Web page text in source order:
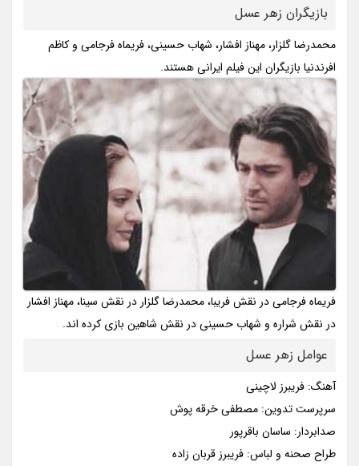
بازیگران زهر عسل
محمدرضا گلزار، مهناز افشار، شهاب حسینی، فریماه فرجامی و کاظم
افرندنیا بازیگران این فیلم ایرانی هستند.
فریماه فرجامی در نقش فریبا، محمدرضا گلزار در نقش سینا، مهناز افشار
در نقش شراره و شهاب حسینی در نقش شاهین بازی کرده اند.
عوامل زهر عسل
آهنگ: فریبرز لاچینی
سرپرست تدوین: مصطفی خرقه پوش
صدابردار: ساسان باقرپور
طراح صحنه و لباس: فریبرز قربان زاده